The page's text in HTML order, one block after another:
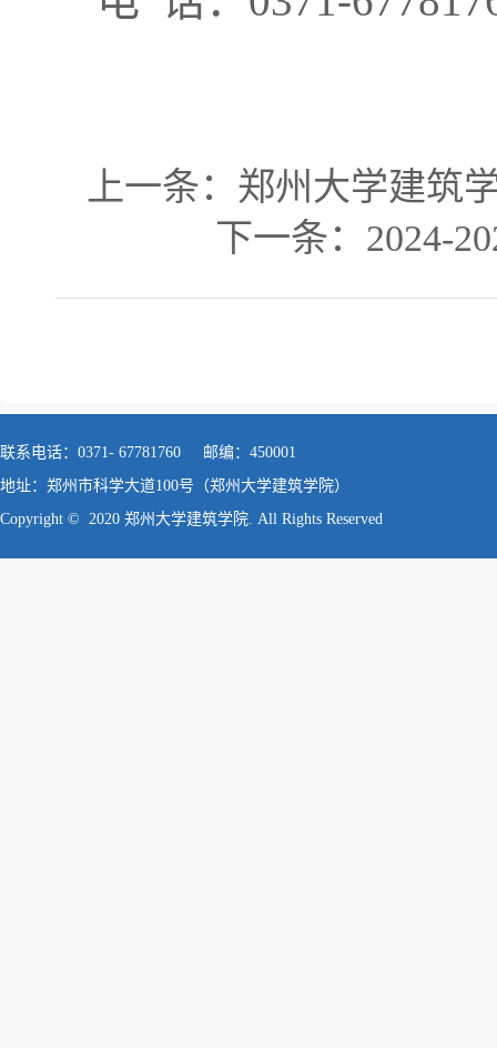
上一条： 郑州大学建筑
下一条： 2024-
联系电话：0371- 67781760 邮编：450001
地址：郑州市科学大道100号（郑州大学建筑学院）
Copyright © 2020 郑州大学建筑学院. All Rights Reserved